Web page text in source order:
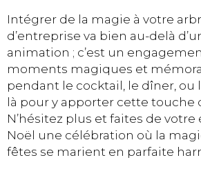
Intégrer de la magie à votre
d’entreprise va bien au-delà
animation ; c’est un
moments magiques et
pendant le cocktail, le dîner, ou
là pour y apporter cette touche
N’hésitez plus et faites de
Noël une célébration où la
fêtes se marient en parfaite